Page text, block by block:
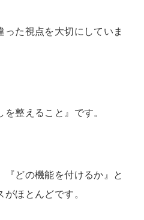
った視点を大切にしていま
を整えること』です。
『どの機能を付けるか』と
ほとんどです。